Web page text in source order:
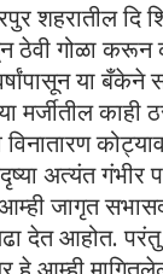
शहरातील दि
गोळा करून
या बँकेने
काही
अत्यंत गंभीर
जागृत सभासद
देत आहोत.